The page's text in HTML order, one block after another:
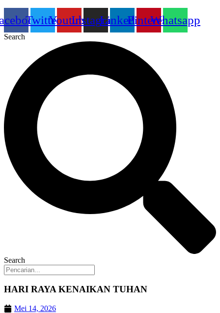
TwitterYoutubeInstagramLinkedinPinterestWhatsapp
Search
Search
HARI RAYA KENAIKAN TUHAN
Mei 14, 2026